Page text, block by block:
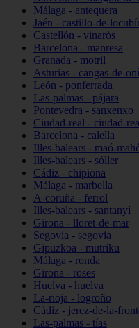
Málaga - antequera
Jaén - castillo-de-
Castellón - vinaròs
Barcelona - manresa
Granada - motril
Asturias - cangas-de-
León - ponferrada
Las-palmas - pájara
Pontevedra - sanxenxo
Ciudad-real - ciudad-
Barcelona - calella
Illes-balears - maó-
Illes-balears - sóller
Cádiz - chipiona
Málaga - marbella
A-coruña - ferrol
Illes-balears - santanyí
Girona - lloret-de-mar
Segovia - segovia
Gipuzkoa - mutriku
Málaga - ronda
Girona - roses
Huelva - huelva
La-rioja - logroño
Cádiz - jerez-de-la-
Las-palmas - tías